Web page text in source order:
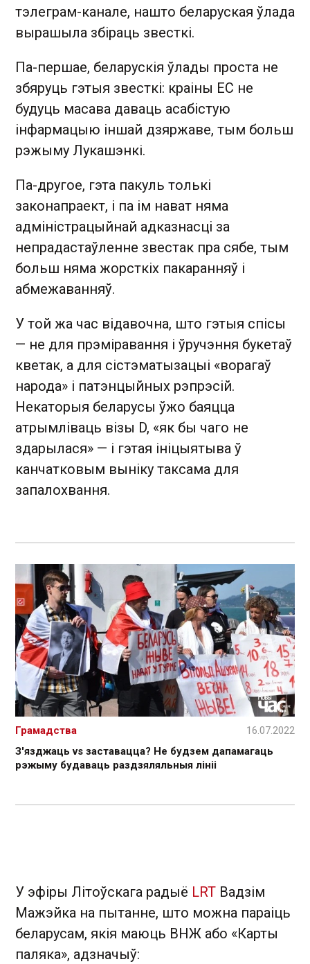
тэлеграм-канале, нашто беларуская ўлада
вырашыла збіраць звесткі.
Па-першае, беларускія ўлады проста не
збяруць гэтыя звесткі: краіны ЕС не
будуць масава даваць асабістую
інфармацыю іншай дзяржаве, тым больш
рэжыму Лукашэнкі.
Па-другое, гэта пакуль толькі
законапраект, і па ім нават няма
адміністрацыйнай адказнасці за
непрадастаўленне звестак пра сябе, тым
больш няма жорсткіх пакаранняў і
абмежаванняў.
У той жа час відавочна, што гэтыя спісы
— не для прэміравання і ўручэння букетаў
кветак, а для сістэматызацыі «ворагаў
народа» і патэнцыйных рэпрэсій.
Некаторыя беларусы ўжо баяцца
атрымліваць візы D, «як бы чаго не
здарылася» — і гэтая ініцыятыва ў
канчатковым выніку таксама для
запалохвання.
З'язджаць vs заставацца? Не будзем дапамагаць
рэжыму будаваць раздзяляльныя лініі
Грамадства 16.07.2022
У эфіры Літоўскага радыё LRT Вадзім
Мажэйка на пытанне, што можна параіць
беларусам, якія маюць ВНЖ або «Карты
паляка», адзначыў: